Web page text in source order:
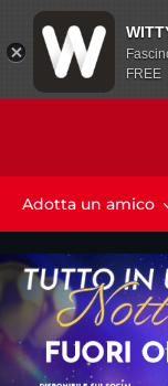
Adotta un amico
FREE